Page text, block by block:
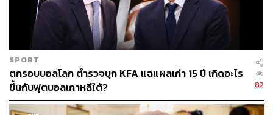
Civitas Resources และ Norwegian Cruise Line Holdings
เป็นตัวอย่างของผู้กู้เกรดเก็งกำไรที่จะออกหุ้นกู้ในเดือนนี้ ข้อ
ตกลงมูลค่า 1 พันล้านดอลลาร์ของ Civitas จัดทำขึ้นเพื่อช่วย
จัดหาเงินทุนในการซื้อสินทรัพย์จาก Vencer Energy ในขณะ
ที่ข้อตกลงมูลค่า 790 ล้านดอลลาร์ของ Norwegian Cruise
จะช่วยชำระหนี้ของบริษัทที่มีอยู่
SPORT
ตกรอบบอลโลก ตำรวจบุก KFA แฉแผลเก่า 15 ปี เกิดอะไร
ขึ้นกับฟุตบอลเกาหลีใต้?
82